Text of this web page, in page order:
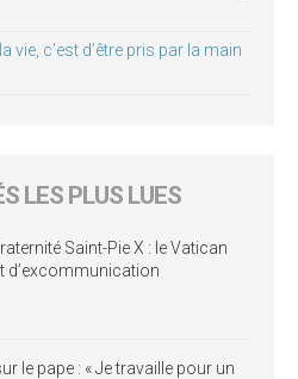
vie, c’est d’être pris par la main
LES PLUS LUES
Saint-Pie X : le Vatican
d’excommunication
le pape : « Je travaille pour un